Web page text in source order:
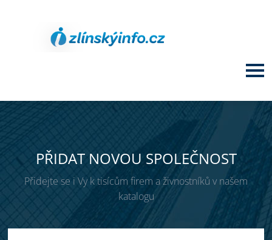
PŘIDAT NOVOU SPOLEČNOST
Přidejte se i Vy k tisícům firem a živnostníků v našem
katalogu